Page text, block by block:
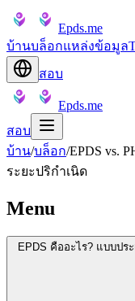
Epds.me
บ้านบล็อกแหล่งข้อมูล
สอบ
Epds.me
สอบ
บ้าน/บล็อก/EPDS vs.
ระยะปริกำเนิด
Menu
EPDS คืออะไร? แบบปร